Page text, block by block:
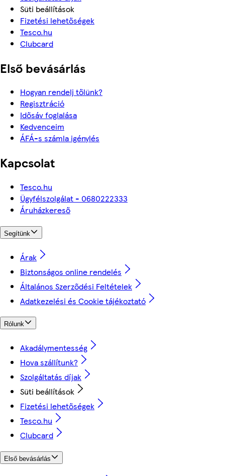
Süti beállítások
Fizetési lehetőségek
Tesco.hu
Clubcard
Első bevásárlás
Hogyan rendelj tőlünk?
Regisztráció
Idősáv foglalása
Kedvenceim
ÁFÁ-s számla igénylés
Kapcsolat
Tesco.hu
Ügyfélszolgálat - 0680222333
Áruházkereső
Segítünk
Árak
Biztonságos online rendelés
Általános Szerződési Feltételek
Adatkezelési és Cookie tájékoztató
Rólunk
Akadálymentesség
Hova szállítunk?
Szolgáltatás díjak
Süti beállítások
Fizetési lehetőségek
Tesco.hu
Clubcard
Első bevásárlás